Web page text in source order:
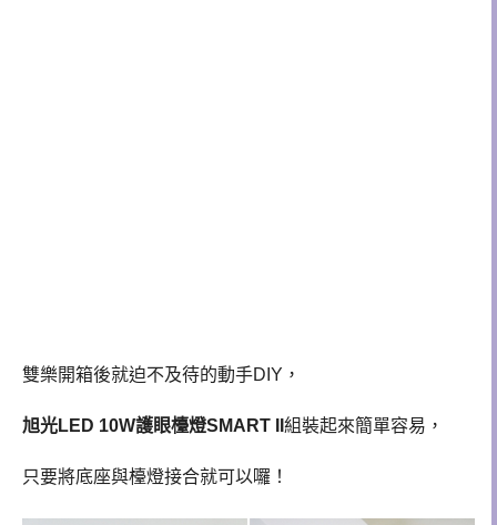
雙樂開箱後就迫不及待的動手DIY，
旭光LED 10W護眼檯燈SMART II 組裝起來簡單容易，
只要將底座與檯燈接合就可以囉！